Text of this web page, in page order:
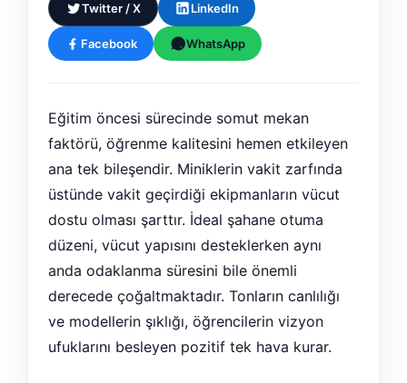
Twitter / X LinkedIn
Facebook WhatsApp
Eğitim öncesi sürecinde somut mekan
faktörü, öğrenme kalitesini hemen etkileyen
ana tek bileşendir. Miniklerin vakit zarfında
üstünde vakit geçirdiği ekipmanların vücut
dostu olması şarttır. İdeal şahane otuma
düzeni, vücut yapısını desteklerken aynı
anda odaklanma süresini bile önemli
derecede çoğaltmaktadır. Tonların canlılığı
ve modellerin şıklığı, öğrencilerin vizyon
ufuklarını besleyen pozitif tek hava kurar.